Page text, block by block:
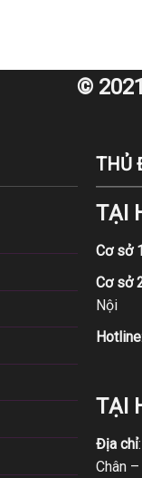
©
THỦ
TẠI
Cơ sở
Cơ sở
Nội
Hotline:
TẠI
Địa chỉ
Chân